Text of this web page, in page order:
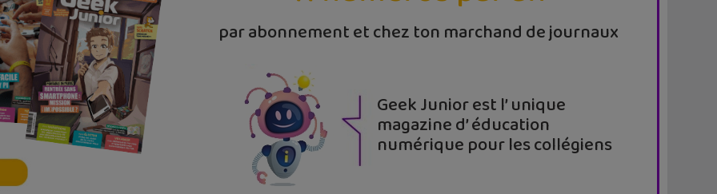
par abonnement et chez ton marchand de journaux
Geek Junior est l’ unique
magazine d’ éducation
numérique pour les collégiens